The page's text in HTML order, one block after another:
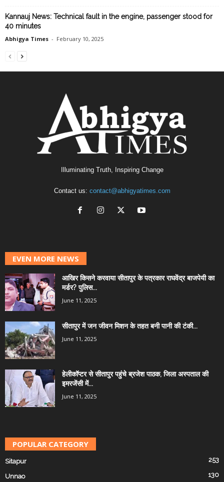
Kannauj News: Technical fault in the engine, passenger stood for
40 minutes
Abhigya Times - February 10, 2025
Illuminating Truth, Inspiring Change
Contact us: contact@abhigyatimes.com
EVEN MORE NEWS
आखिर किसने करवाया सीतापुर के पत्रकार राघवेंद्र बाजपेयी का
मर्डर? पुलिस...
June 11, 2025
सीतापुर में जन जीवन मिशन के तहत बनी पानी की टंकी...
June 11, 2025
हेलीकॉप्टर से सीतापुर पहुंचे ब्रजेश पाठक, जिला अस्पताल की
इमरजेंसी में...
June 11, 2025
POPULAR CATEGORY
Sitapur 253
Unnao 130